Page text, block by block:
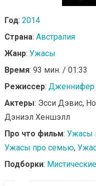
Год: 2014
Страна: Австралия
Жанр: Ужасы
Время: 93 мин. / 01:33
Режиссер: Дженнифер
Актеры: Эсси Дэвис,
Дэниэл Хеншэлл
Про что фильм: Ужасы
Ужасы про семью,
Подборки: